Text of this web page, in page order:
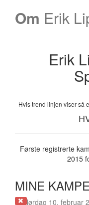
Om Erik
Erik
Hvis trend linjen viser så
Første registrerte
2015
MINE
lørdag 10. februar